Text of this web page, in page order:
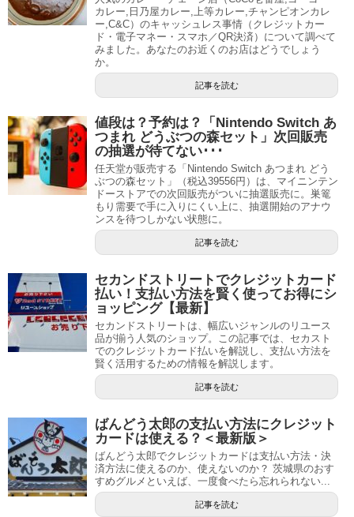
カレー,日乃屋カレー,上等カレー,チャンピオンカレ
ー,C&C）のキャッシュレス事情（クレジットカー
ド・電子マネー・スマホ／QR決済）について調べて
みました。あなたのお近くのお店はどうでしょう
か。
記事を読む
値段は？予約は？「Nintendo Switch あ
つまれ どうぶつの森セット」次回販売
の抽選が待てない･･･
任天堂が販売する「Nintendo Switch あつまれ どう
ぶつの森セット」（税込39556円）は、マイニンテン
ドーストアでの次回販売がついに抽選販売に。巣篭
もり需要で手に入りにくい上に、抽選開始のアナウ
ンスを待つしかない状態に。
記事を読む
セカンドストリートでクレジットカード
払い！支払い方法を賢く使ってお得にシ
ョッピング【最新】
セカンドストリートは、幅広いジャンルのリユース
品が揃う人気のショップ。この記事では、セカスト
でのクレジットカード払いを解説し、支払い方法を
賢く活用するための情報を解説します。
記事を読む
ばんどう太郎の支払い方法にクレジット
カードは使える？＜最新版＞
ばんどう太郎でクレジットカードは支払い方法・決
済方法に使えるのか、使えないのか？ 茨城県のおす
すめグルメといえば、一度食べたら忘れられない...
記事を読む